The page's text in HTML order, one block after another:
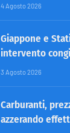
4 Agosto 2026
Giappone e
intervento
3 Agosto 2026
Carburanti,
azzerando